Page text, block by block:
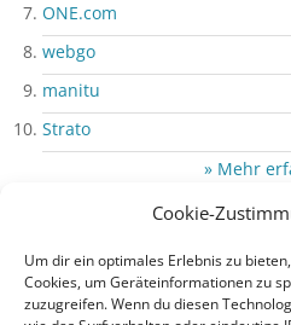
Cookie-
Um dir ein optimales Erlebnis zu
Cookies, um Geräteinformationen zu
zuzugreifen. Wenn du diesen
ONE.com
webgo
manitu
Strato
» Mehr
Impressum|Datenschutz|Auf